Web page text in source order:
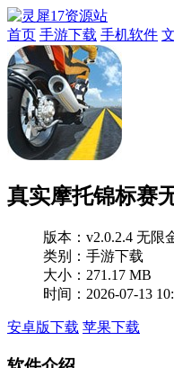
首页 手游下载 手机软件
真实摩托锦标赛
版本： v2.0.2.4 无限
类别：手游下载
大小：271.17 MB
时间：2026-07-13
安卓版下载 苹果下载